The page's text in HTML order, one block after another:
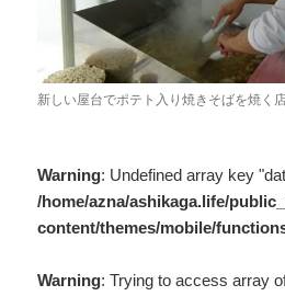
新しい屋台でポテト入り焼きそばを焼く
Warning: Undefined array key
/home/azna/ashikaga.life/
content/themes/mobile/
Warning: Trying to access array